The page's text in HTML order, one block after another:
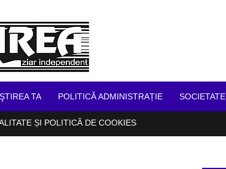
ŞTIREA TA POLITICĂ ADMINISTRAȚIE SOCIETATE
ȘI POLITICĂ DE COOKIES